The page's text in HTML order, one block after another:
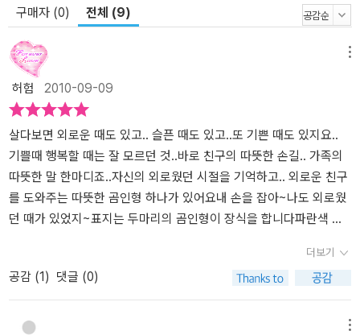
구매자 (0) 전체 (9)
허험 2010-09-09
살다보면 외로운 때도 있고.. 슬픈 때도 있고..또 기쁜 때도 있지요..
기쁠때 행복할 때는 잘 모르던 것..바로 친구의 따뜻한 손길.. 가족의
따뜻한 말 한마디죠..자신의 외로웠던 시절을 기억하고.. 외로운 친구
를 도와주는 따뜻한 곰인형 하나가 있어요내 손을 잡아~나도 외로웠
던 때가 있었지~표지는 두마리의 곰인형이 장식을 합니다파란색 곰
로만들어질때 잘못 만들어졌는지 눈도 짝짝이 입도 없어요..모두 못
난이 라고 부르지요..왕자곰은 어찌나 멋진지요. 왕관도 쓰고 망토도
두르고...못난이 곰은 마냥 부럽습니다. 왕자곰이 어느 소녀에게 팔려
가는 것을 부러운 듯이 보고있어요..그러던 어느날.. 한 소년이 상점안
더보기
공감 (1) 댓글 (0)